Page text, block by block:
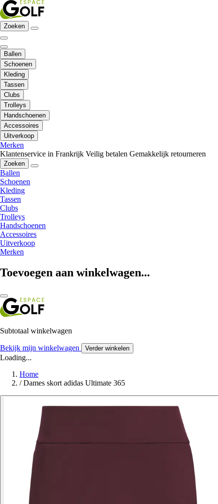
Zoeken
Ballen
Schoenen
Kleding
Tassen
Clubs
Trolleys
Handschoenen
Accessoires
Uitverkoop
Merken
Klantenservice in Frankrijk Veilig betalen Gemakkelijk retourneren
Zoeken
Ballen
Schoenen
Kleding
Tassen
Clubs
Trolleys
Handschoenen
Accessoires
Uitverkoop
Merken
Toevoegen aan winkelwagen...
Subtotaal winkelwagen
Bekijk mijn winkelwagen Verder winkelen
Loading...
Home
/ Dames skort adidas Ultimate 365